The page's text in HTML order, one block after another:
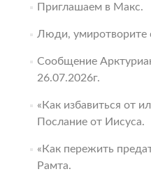
Приглашаем в Макс.
Люди, умиротворите
Сообщение
26.07.2026г.
«Как избавиться от
Послание от Иисуса.
«Как пережить
Рамта.